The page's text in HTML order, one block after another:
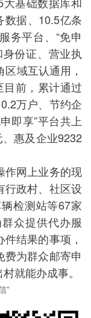
数据、10.5亿条
务平台、“免申
份证、营业执
域互认通用，
目前，累计通过
万户、节约企
即享”平台共上
惠及企业9232
网上业务的现
行政村、社区设
检测站等67家
众提供代办服
结果的事项，
为群众邮寄申
就能办成事。
”